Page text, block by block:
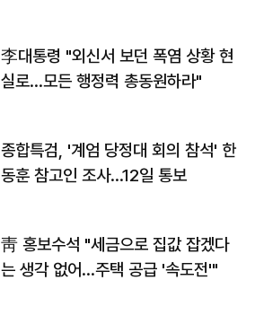
李대통령 "외신서 보던 폭염 상황 현
실로…모든 행정력 총동원하라"
종합특검, '계엄 당정대 회의 참석' 한
동훈 참고인 조사...12일 통보
靑 홍보수석 "세금으로 집값 잡겠다
는 생각 없어…주택 공급 '속도전'"